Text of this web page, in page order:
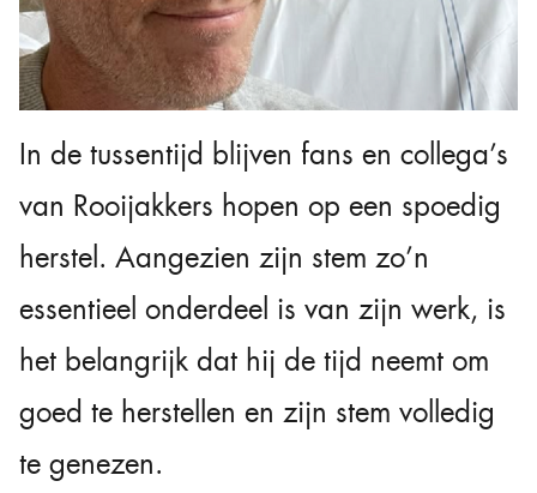
In de tussentijd blijven fans en collega’s
van Rooijakkers hopen op een spoedig
herstel. Aangezien zijn stem zo’n
essentieel onderdeel is van zijn werk, is
het belangrijk dat hij de tijd neemt om
goed te herstellen en zijn stem volledig
te genezen.